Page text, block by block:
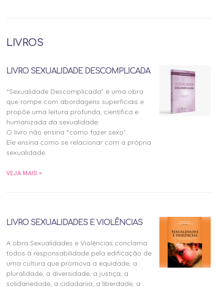
LIVROS
LIVRO SEXUALIDADE DESCOMPLICADA
“Sexualidade Descomplicada” é uma obra
que rompe com abordagens superficiais e
propõe uma leitura profunda, científica e
humanizada da sexualidade.
O livro não ensina “como fazer sexo”.
Ele ensina como se relacionar com a própria
sexualidade.
VEJA MAIS >
LIVRO SEXUALIDADES E VIOLÊNCIAS
A obra Sexualidades e Violências conclama
todos à responsabilidade pela edificação de
uma cultura que promova a equidade, a
pluralidade, a diversidade, a justiça, a
solidariedade, a cidadania, a liberdade, a